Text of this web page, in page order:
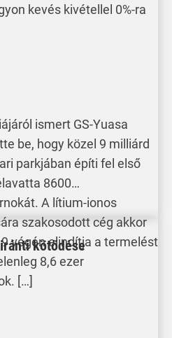
kevés kivétellel 0%-ra
ismert GS-Yuasa
be, hogy közel 9 milliárd
parkjában építi fel első
8600
A lítium-ionos
szakosodott cég akkor
végén elindítja a termelést
8,6 ezer
[…]
kötődése